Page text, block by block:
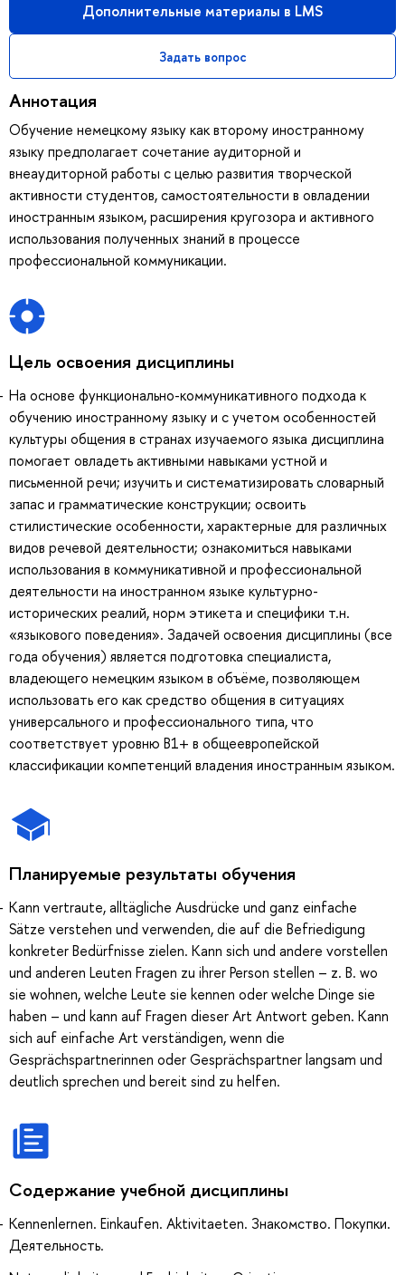
Дополнительные материалы в LMS
Задать вопрос
Аннотация
Обучение немецкому языку как второму иностранному
языку предполагает сочетание аудиторной и
внеаудиторной работы с целью развития творческой
активности студентов, самостоятельности в овладении
иностранным языком, расширения кругозора и активного
использования полученных знаний в процессе
профессиональной коммуникации.
Цель освоения дисциплины
На основе функционально-коммуникативного подхода к
обучению иностранному языку и с учетом особенностей
культуры общения в странах изучаемого языка дисциплина
помогает овладеть активными навыками устной и
письменной речи; изучить и систематизировать словарный
запас и грамматические конструкции; освоить
стилистические особенности, характерные для различных
видов речевой деятельности; ознакомиться навыками
использования в коммуникативной и профессиональной
деятельности на иностранном языке культурно-
исторических реалий, норм этикета и специфики т.н.
«языкового поведения». Задачей освоения дисциплины (все
года обучения) является подготовка специалиста,
владеющего немецким языком в объёме, позволяющем
использовать его как средство общения в ситуациях
универсального и профессионального типа, что
соответствует уровню В1+ в общеевропейской
классификации компетенций владения иностранным языком.
Планируемые результаты обучения
Kann vertraute, alltägliche Ausdrücke und ganz einfache
Sätze verstehen und verwenden, die auf die Befriedigung
konkreter Bedürfnisse zielen. Kann sich und andere vorstellen
und anderen Leuten Fragen zu ihrer Person stellen – z. B. wo
sie wohnen, welche Leute sie kennen oder welche Dinge sie
haben – und kann auf Fragen dieser Art Antwort geben. Kann
sich auf einfache Art verständigen, wenn die
Gesprächspartnerinnen oder Gesprächspartner langsam und
deutlich sprechen und bereit sind zu helfen.
Содержание учебной дисциплины
Kennenlernen. Einkaufen. Aktivitaeten. Знакомство. Покупки.
Деятельность.